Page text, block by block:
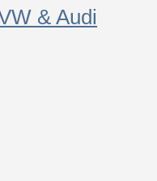
& Audi